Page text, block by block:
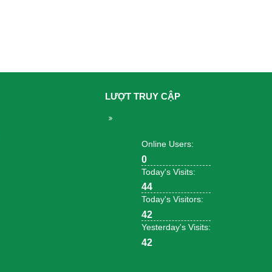
LƯỢT TRUY CẬP
Online Users:
0
Today's Visits:
44
Today's Visitors:
42
Yesterday's Visits:
42